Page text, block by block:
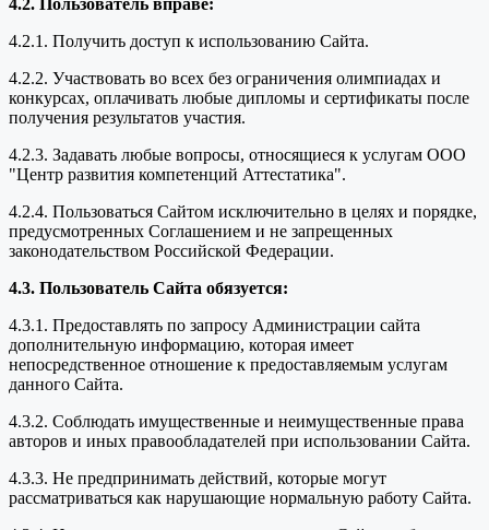
4.2. Пользователь вправе:
4.2.1. Получить доступ к использованию Сайта.
4.2.2. Участвовать во всех без ограничения олимпиадах и
конкурсах, оплачивать любые дипломы и сертификаты после
получения результатов участия.
4.2.3. Задавать любые вопросы, относящиеся к услугам ООО
"Центр развития компетенций Аттестатика".
4.2.4. Пользоваться Сайтом исключительно в целях и порядке,
предусмотренных Соглашением и не запрещенных
законодательством Российской Федерации.
4.3. Пользователь Сайта обязуется:
4.3.1. Предоставлять по запросу Администрации сайта
дополнительную информацию, которая имеет
непосредственное отношение к предоставляемым услугам
данного Сайта.
4.3.2. Соблюдать имущественные и неимущественные права
авторов и иных правообладателей при использовании Сайта.
4.3.3. Не предпринимать действий, которые могут
рассматриваться как нарушающие нормальную работу Сайта.